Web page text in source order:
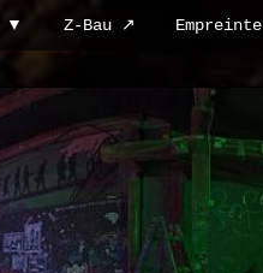
Z-Bau ↗ Empreinte